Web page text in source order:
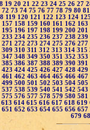
19 20 21 22 23 24 25 26 27
72 73 74 75 76 77 78 79 80
119 120 121 122 123 124
157 158 159 160 161 162 163
195 196 197 198 199 200 201
233 234 235 236 237 238 239
271 272 273 274 275 276 277
309 310 311 312 313 314 315
347 348 349 350 351 352 353
385 386 387 388 389 390 391
423 424 425 426 427 428 429
461 462 463 464 465 466 467
499 500 501 502 503 504 505
537 538 539 540 541 542 543
575 576 577 578 579 580 581
613 614 615 616 617 618 619
651 652 653 654 655 656 657
679